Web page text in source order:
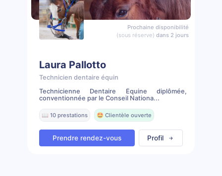
Prochaine disponibilité
(sous réserve) dans 2 jours
Laura Pallotto
Technicien dentaire équin
Technicienne Dentaire Équine diplômée,
conventionnée par le Conseil Nationa...
📖 10 prestations 🤩 Clientèle ouverte
Prendre rendez-vous Profil